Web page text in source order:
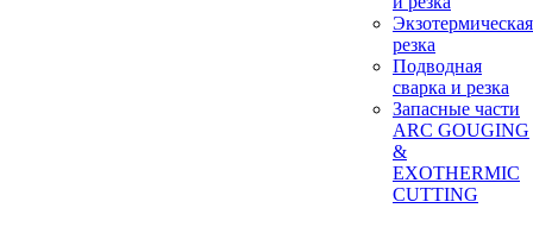
Экзотермическая
резка
Подводная
сварка и резка
Запасные части
ARC GOUGING
&
EXOTHERMIC
CUTTING